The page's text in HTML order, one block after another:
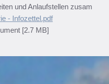
und Anlaufstellen zusam
- Infozettel.pdf
[2.7 MB]